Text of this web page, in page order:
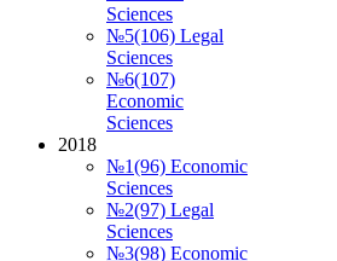
Sciences
№5(106) Legal
Sciences
№6(107)
Economic
Sciences
2018
№1(96) Economic
Sciences
№2(97) Legal
Sciences
№3(98) Economic